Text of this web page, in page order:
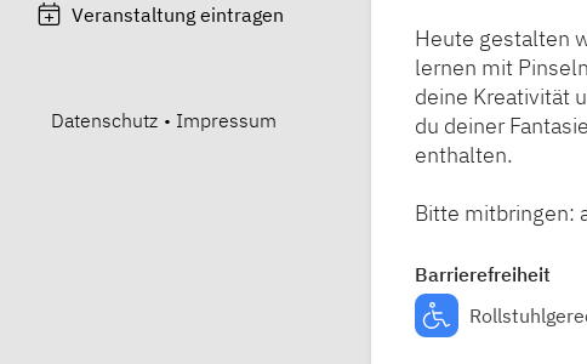
Veranstaltung eintragen
Datenschutz • Impressum
Heute gestalten
lernen mit
deine Kreativität
du deiner
enthalten.
Bitte mitbringen:
Barrierefreiheit